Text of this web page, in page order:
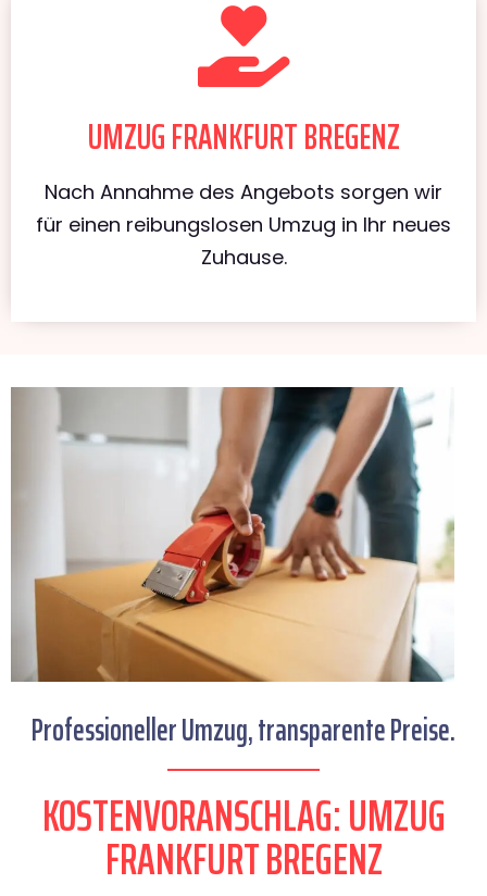
UMZUG FRANKFURT BREGENZ
Nach Annahme des Angebots sorgen wir
für einen reibungslosen Umzug in Ihr neues
Zuhause.
Professioneller Umzug, transparente Preise.
KOSTENVORANSCHLAG: UMZUG
FRANKFURT BREGENZ